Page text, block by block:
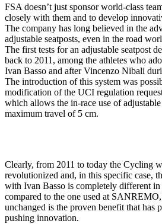
FSA doesn’t just sponsor world-class
closely with them and to develop
The company has long believed in the
adjustable seatposts, even in the road
The first tests for an adjustable seatpost
back to 2011, among the athletes who
Ivan Basso and after Vincenzo Nibali
The introduction of this system was
modification of the UCI regulation
which allows the in-race use of
maximum travel of 5 cm.
Clearly, from 2011 to today the Cycling
revolutionized and, in this specific case,
with Ivan Basso is completely different in
compared to the one used at
unchanged is the proven benefit that has
pushing innovation.